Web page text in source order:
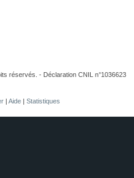
réservés. - Déclaration CNIL n°1036623
| Aide | Statistiques